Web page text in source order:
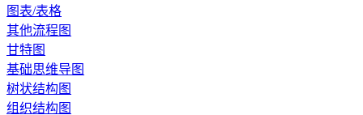
图表/表格
其他流程图
甘特图
基础思维导图
树状结构图
组织结构图